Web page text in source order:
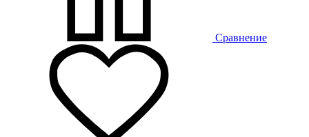
Сравнение